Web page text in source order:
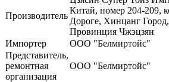
Производитель
Китай, номер 204-209,
Дороге, Хинцанг
Провинция Чжэцзян
Импортер
ООО "Белмиртойс"
Представитель,
ремонтная
организация
ООО "Белмиртойс"